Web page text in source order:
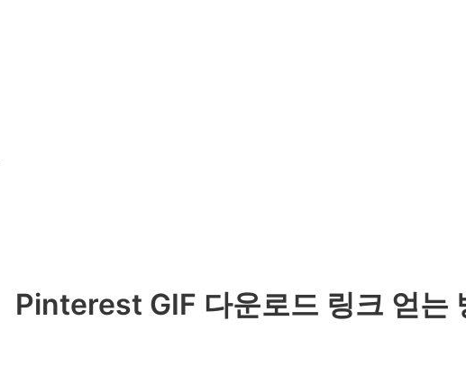
Pinterest GIF 다운로드 링크 얻는